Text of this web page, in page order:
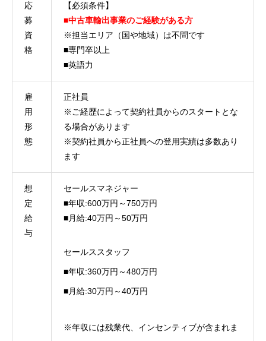
応
募
資
格
【必須条件】
■中古車輸出事業のご経験がある方
※担当エリア（国や地域）は不問です
■専門卒以上
■英語力
雇
用
形
態
正社員
※ご経歴によって契約社員からのスタートとな
る場合があります
※契約社員から正社員への登用実績は多数あり
ます
想
定
給
与
セールスマネジャー
■年収:600万円～750万円
■月給:40万円～50万円
セールススタッフ
■年収:360万円～480万円
■月給:30万円～40万円
※年収には残業代、インセンティブが含まれま